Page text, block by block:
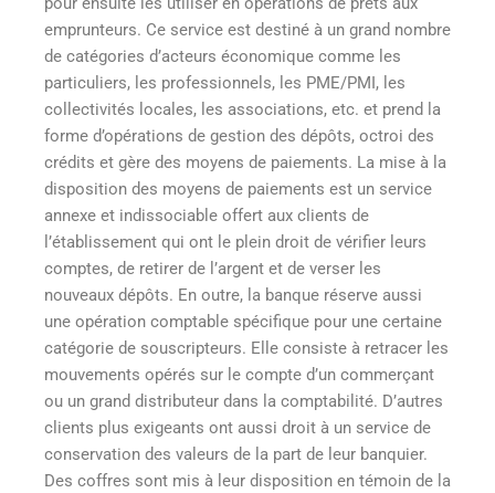
emprunteurs. Ce service est destiné à un grand nombre
de catégories d’acteurs économique comme les
particuliers, les professionnels, les PME/PMI, les
collectivités locales, les associations, etc. et prend la
forme d’opérations de gestion des dépôts, octroi des
crédits et gère des moyens de paiements. La mise à la
disposition des moyens de paiements est un service
annexe et indissociable offert aux clients de
l’établissement qui ont le plein droit de vérifier leurs
comptes, de retirer de l’argent et de verser les
nouveaux dépôts. En outre, la banque réserve aussi
une opération comptable spécifique pour une certaine
catégorie de souscripteurs. Elle consiste à retracer les
mouvements opérés sur le compte d’un commerçant
ou un grand distributeur dans la comptabilité. D’autres
clients plus exigeants ont aussi droit à un service de
conservation des valeurs de la part de leur banquier.
Des coffres sont mis à leur disposition en témoin de la